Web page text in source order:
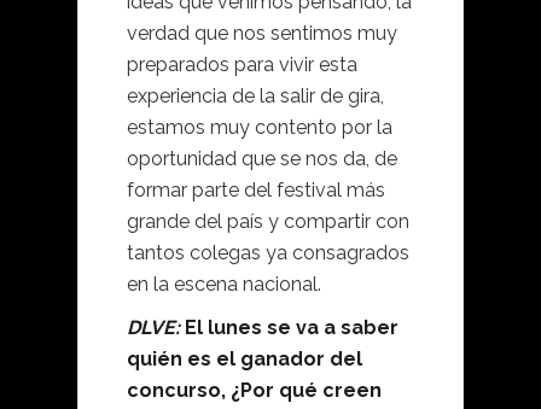
verdad que nos sentimos muy
preparados para vivir esta
experiencia de la salir de gira,
estamos muy contento por la
oportunidad que se nos da, de
formar parte del festival más
grande del país y compartir con
tantos colegas ya consagrados
en la escena nacional.
DLVE:El lunes se va a saber
quién es el ganador del
concurso, ¿Por qué creen